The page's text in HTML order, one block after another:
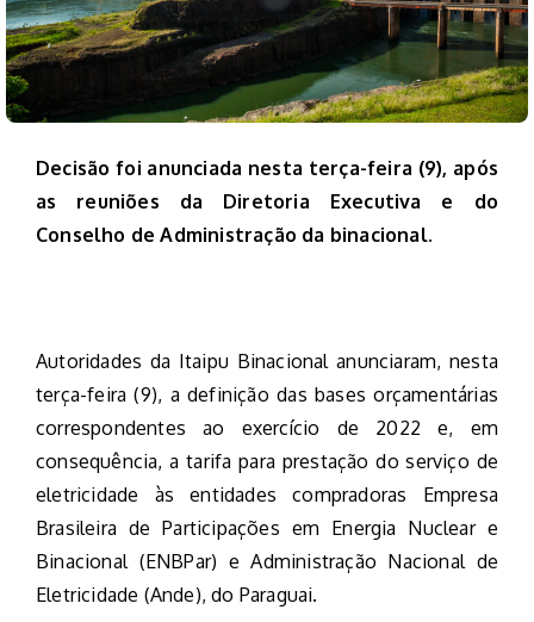
Decisão foi anunciada nesta terça-feira (9), após
as reuniões da Diretoria Executiva e do
Conselho de Administração da binacional.
Autoridades da Itaipu Binacional anunciaram, nesta
terça-feira (9), a definição das bases orçamentárias
correspondentes ao exercício de 2022 e, em
consequência, a tarifa para prestação do serviço de
eletricidade às entidades compradoras Empresa
Brasileira de Participações em Energia Nuclear e
Binacional (ENBPar) e Administração Nacional de
Eletricidade (Ande), do Paraguai.